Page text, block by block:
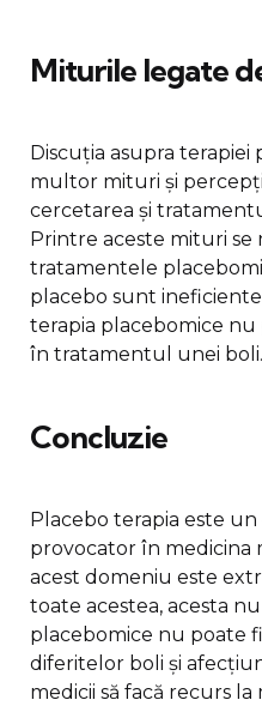
Miturile legate
Discuția asupra terapiei
multor mituri și
cercetarea și
Printre aceste mituri
tratamentele
placebo sunt
terapia placebomice nu
în tratamentul unei boli.
Concluzie
Placebo terapia este
provocator în medicina
acest domeniu este
toate acestea, acesta
placebomice nu poate
diferitelor boli și
medicii să facă recurs